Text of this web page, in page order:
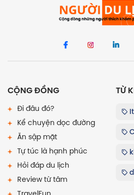
CỘNG ĐỒNG
Đi đâu đó?
Kể chuyện dọc đường
Ăn sập mặt
Tự túc là hạnh phúc
Hỏi đáp du lịch
Review từ tâm
TỪ